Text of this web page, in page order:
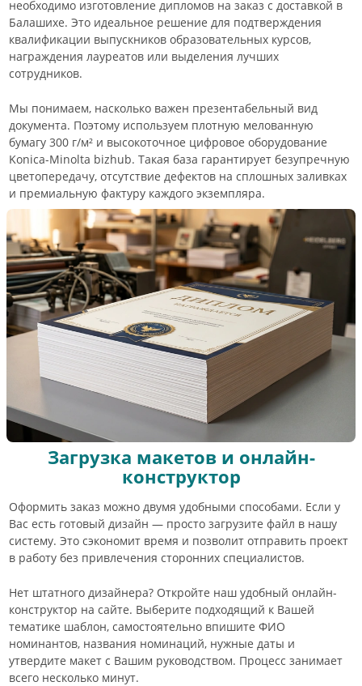
необходимо изготовление дипломов на заказ c доставкой в
Балашихе. Это идеальное решение для подтверждения
квалификации выпускников образовательных курсов,
награждения лауреатов или выделения лучших
сотрудников.
Мы понимаем, насколько важен презентабельный вид
документа. Поэтому используем плотную мелованную
бумагу 300 г/м² и высокоточное цифровое оборудование
Konica-Minolta bizhub. Такая база гарантирует безупречную
цветопередачу, отсутствие дефектов на сплошных заливках
и премиальную фактуру каждого экземпляра.
Загрузка макетов и онлайн-
конструктор
Оформить заказ можно двумя удобными способами. Если у
Вас есть готовый дизайн — просто загрузите файл в нашу
систему. Это сэкономит время и позволит отправить проект
в работу без привлечения сторонних специалистов.
Нет штатного дизайнера? Откройте наш удобный онлайн-
конструктор на сайте. Выберите подходящий к Вашей
тематике шаблон, самостоятельно впишите ФИО
номинантов, названия номинаций, нужные даты и
утвердите макет с Вашим руководством. Процесс занимает
всего несколько минут.